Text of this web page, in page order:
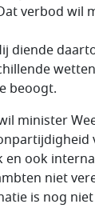
verbod wil
diende
beoogt.
minister
en ook
niet
is nog